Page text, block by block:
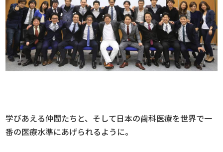
学びあえる仲間たちと、そして日本の歯科医療を世界で一
番の医療水準にあげられるように。